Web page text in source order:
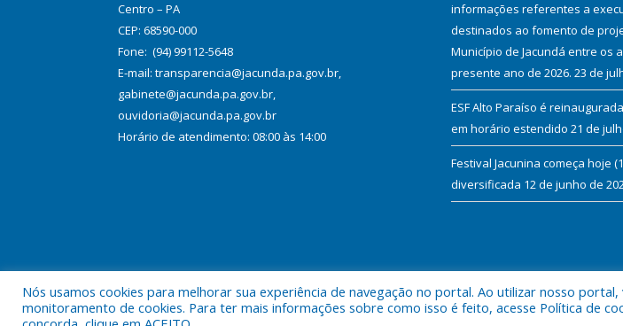
Centro – PA
CEP: 68590-000
Fone: (94) 99112-5648
E-mail: transparencia@jacunda.pa.gov.br,
gabinete@jacunda.pa.gov.br,
ouvidoria@jacunda.pa.gov.br
Horário de atendimento: 08:00 às 14:00
informações referentes a
destinados ao fomento de
Município de Jacundá entre os
presente ano de 2026. 23 de
ESF Alto Paraíso é
em horário estendido 21 de
Festival Jacunina começa hoje
diversificada 12 de junho de
Todos os direitos reservados a Prefeitura Municipal de Jacundá.
Nós usamos cookies para melhorar sua experiência de navegação no portal. Ao utilizar nosso
monitoramento de cookies. Para ter mais informações sobre como isso é feito, acesse Política de